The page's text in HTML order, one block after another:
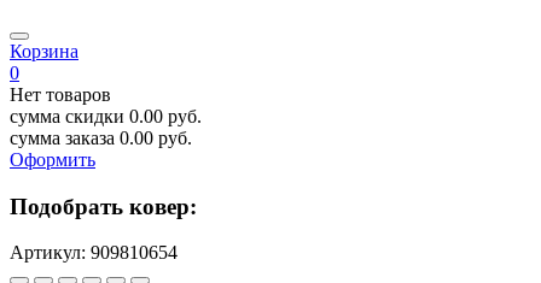
Корзина
0
Нет товаров
сумма скидки 0.00 руб.
сумма заказа 0.00 руб.
Оформить
Подобрать ковер:
Артикул: 909810654